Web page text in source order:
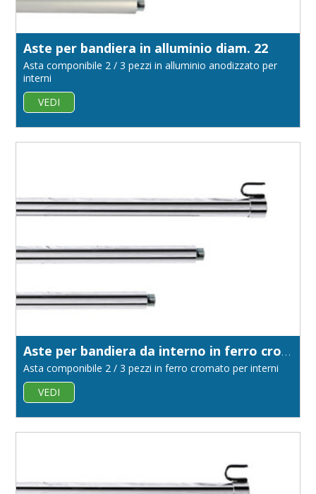
Aste per bandiera in alluminio diam. 22
Asta componibile 2 / 3 pezzi in alluminio anodizzato per
interni
VEDI
Aste per bandiera da interno in ferro cromato diametro 22
Asta componibile 2 / 3 pezzi in ferro cromato per interni
VEDI